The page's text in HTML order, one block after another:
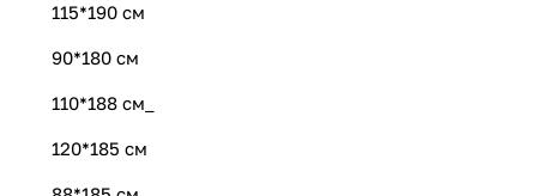
115*190 см
90*180 см
110*188 см_
120*185 см